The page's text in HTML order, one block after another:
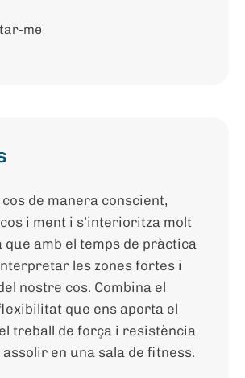
me
de manera conscient,
i ment i s’interioritza molt
que amb el temps de pràctica
les zones fortes i
nostre cos. Combina el
que ens aporta el
treball de força i resistència
assolir en una sala de fitness.